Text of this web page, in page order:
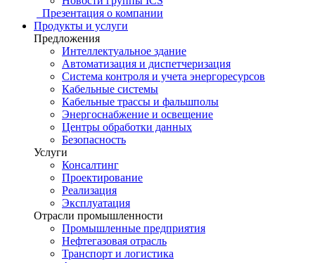
Презентация о компании
Продукты и услуги
Предложения
Интеллектуальное здание
Автоматизация и диспетчеризация
Система контроля и учета энергоресурсов
Кабельные системы
Кабельные трассы и фальшполы
Энергоснабжение и освещение
Центры обработки данных
Безопасность
Услуги
Консалтинг
Проектирование
Реализация
Эксплуатация
Отрасли промышленности
Промышленные предприятия
Нефтегазовая отрасль
Транспорт и логистика